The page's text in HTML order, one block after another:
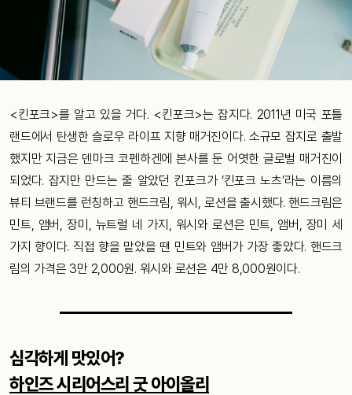
<킨포크>를 알고 있을 거다. <킨포크>는 잡지다. 2011년 미국 포틀
랜드에서 탄생한 슬로우 라이프 지향 매거진이다. 소규모 잡지로 출발
했지만 지금은 덴마크 코펜하겐에 본사를 둔 어엿한 글로벌 매거진이
되었다. 잡지만 만드는 줄 알았던 킨포크가 ‘킨포크 노츠’라는 이름의
뷰티 브랜드를 런칭하고 핸드크림, 워시, 로션을 출시했다. 핸드크림은
민트, 앰버, 장미, 뉴트럴 네 가지, 워시와 로션은 민트, 앰버, 장미 세
가지 향이다. 직접 향을 맡았을 땐 민트와 앰버가 가장 좋았다. 핸드크
림의 가격은 3만 2,000원. 워시와 로션은 4만 8,000원이다.
심각하게 맛있어?
하인즈 시리어스리 굿 아이올리